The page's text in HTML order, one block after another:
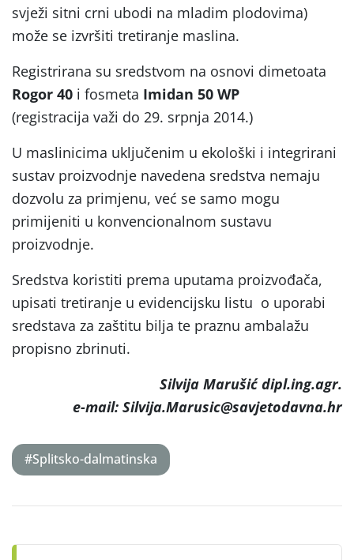
svježi sitni crni ubodi na mladim plodovima)
može se izvršiti tretiranje maslina.
Registrirana su sredstvom na osnovi dimetoata
Rogor 40 i fosmeta Imidan 50 WP
(registracija važi do 29. srpnja 2014.)
U maslinicima uključenim u ekološki i integrirani
sustav proizvodnje navedena sredstva nemaju
dozvolu za primjenu, već se samo mogu
primijeniti u konvencionalnom sustavu
proizvodnje.
Sredstva koristiti prema uputama proizvođača,
upisati tretiranje u evidencijsku listu o uporabi
sredstava za zaštitu bilja te praznu ambalažu
propisno zbrinuti.
Silvija Marušić dipl.ing.agr.
e-mail: Silvija.Marusic@savjetodavna.hr
#Splitsko-dalmatinska
navigation